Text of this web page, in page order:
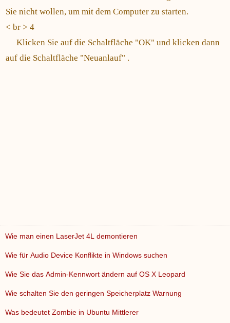
Sie nicht wollen, um mit dem Computer zu starten.
< br > 4
Klicken Sie auf die Schaltfläche "OK" und klicken dann
auf die Schaltfläche "Neuanlauf" .
Wie man einen LaserJet 4L demontieren
Wie für Audio Device Konflikte in Windows suchen
Wie Sie das Admin-Kennwort ändern auf OS X Leopard
Wie schalten Sie den geringen Speicherplatz Warnung
Was bedeutet Zombie in Ubuntu Mittlerer